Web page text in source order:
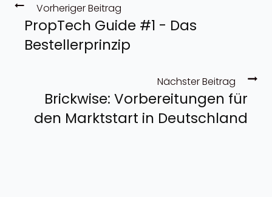
Vorheriger Beitrag
PropTech Guide #1 - Das
Bestellerprinzip
Nächster Beitrag
Brickwise: Vorbereitungen für
den Marktstart in Deutschland